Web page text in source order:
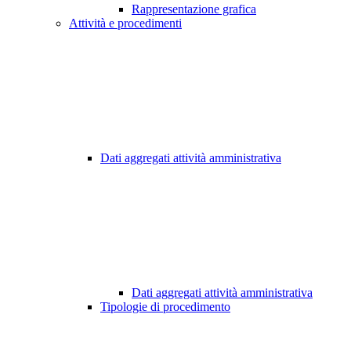
Rappresentazione grafica
Attività e procedimenti
Dati aggregati attività amministrativa
Dati aggregati attività amministrativa
Tipologie di procedimento